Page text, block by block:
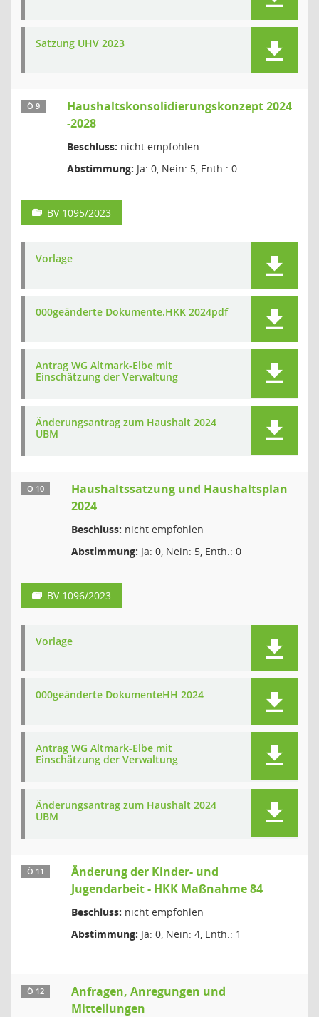
Satzung UHV 2023
Ö 9
Haushaltskonsolidierungskonzept 2024
-2028
Beschluss: nicht empfohlen
Abstimmung: Ja: 0, Nein: 5, Enth.: 0
BV 1095/2023
Vorlage
000geänderte Dokumente.HKK 2024pdf
Antrag WG Altmark-Elbe mit
Einschätzung der Verwaltung
Änderungsantrag zum Haushalt 2024
UBM
Ö 10
Haushaltssatzung und Haushaltsplan
2024
Beschluss: nicht empfohlen
Abstimmung: Ja: 0, Nein: 5, Enth.: 0
BV 1096/2023
Vorlage
000geänderte DokumenteHH 2024
Antrag WG Altmark-Elbe mit
Einschätzung der Verwaltung
Änderungsantrag zum Haushalt 2024
UBM
Ö 11
Änderung der Kinder- und
Jugendarbeit - HKK Maßnahme 84
Beschluss: nicht empfohlen
Abstimmung: Ja: 0, Nein: 4, Enth.: 1
Ö 12
Anfragen, Anregungen und
Mitteilungen